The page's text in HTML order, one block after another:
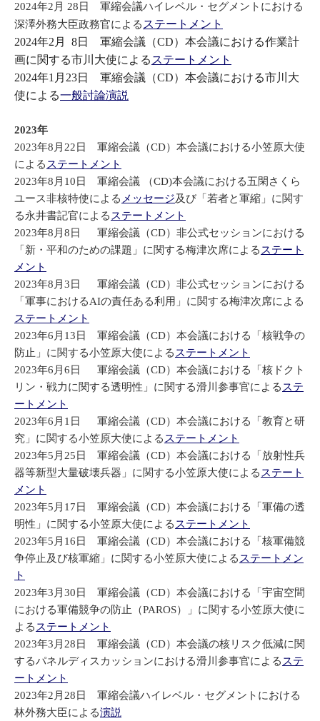
2024年2月 28日 軍縮会議ハイレベル・セグメントにおける
深澤外務大臣政務官による ステートメント
2024年2月 8日 軍縮会議（CD）本会議における作業計
画に関する市川大使による ステートメント
2024年1月23日 軍縮会議（CD）本会議における市川大
使による一般討論演説
2023年
2023年8月22日 軍縮会議（CD）本会議における小笠原大使
による ステートメント
2023年8月10日 軍縮会議 （CD)本会議における五閑さくら
ユース非核特使による メッセージ及び「若者と軍縮」に関す
る永井書記官による ステートメント
2023年8月8日 軍縮会議（CD）非公式セッションにおける
「新・平和のための課題」に関する梅津次席による ステート
メント
2023年8月3日 軍縮会議（CD）非公式セッションにおける
「軍事におけるAIの責任ある利用」に関する梅津次席による
ステートメント
2023年6月13日 軍縮会議（CD）本会議における「核戦争の
防止」に関する小笠原大使による ステートメント
2023年6月6日 軍縮会議（CD）本会議における「核ドクト
リン・戦力に関する透明性」に関する滑川参事官による ステ
ートメント
2023年6月1日 軍縮会議（CD）本会議における「教育と研
究」に関する小笠原大使による ステートメント
2023年5月25日 軍縮会議（CD）本会議における「放射性兵
器等新型大量破壊兵器」に関する小笠原大使による ステート
メント
2023年5月17日 軍縮会議（CD）本会議における「軍備の透
明性」に関する小笠原大使による ステートメント
2023年5月16日 軍縮会議（CD）本会議における「核軍備競
争停止及び核軍縮」に関する小笠原大使による ステートメン
ト
2023年3月30日 軍縮会議（CD）本会議における「宇宙空間
における軍備競争の防止（PAROS）」に関する小笠原大使に
よる ステートメント
2023年3月28日 軍縮会議（CD）本会議の核リスク低減に関
するパネルディスカッションにおける滑川参事官による ステ
ートメント
2023年2月28日 軍縮会議ハイレベル・セグメントにおける
林外務大臣による演説